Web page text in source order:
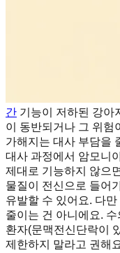
간 기능이 저하된 강아
이 동반되거나 그 위험
가해지는 대사 부담을
대사 과정에서 암모니
제대로 기능하지 않으
물질이 전신으로 들어
유발할 수 있어요. 다
줄이는 건 아니에요.
환자(문맥전신단락이
제한하지 말라고 권해